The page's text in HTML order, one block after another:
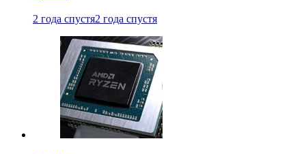
2 года спустя2 года спустя